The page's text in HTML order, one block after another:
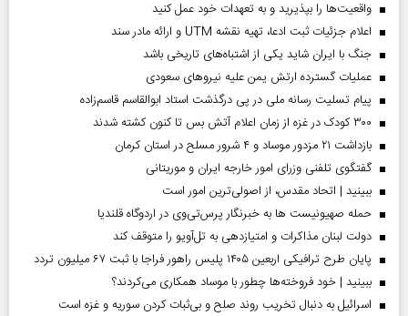
واقعیت‌ها را بپذیرید و به تعهدات خود عمل کنید
اعلام جزئیات ثبت ادعا، تهیه نقشه UTM و ارائه مادر سند
جنگ با ایران شاید یکی از اشتباه‌های تاریخی باشد
عملیات گسترده ارتش یمن علیه نیروهای سعودی
پیام تسلیت رسانه ملی در پی درگذشت استاد ابوالقاسم قاسم‌زاده
۳۰۰ کودک در غزه از زمان اعلام آتش بس تا کنون کشته شدند
بازداشت ۲۱ مزدور موساد و ۴ شرور مسلح در استان کرمان
گفتگوی تلفنی وزرای امور خارجه ایران و موریتانی
ببینید | اتحاد مقدس، از اصولی‌ترین امور است
حمله صهیونیست ها به خبرنگار پرس‌تی‌وی در اردوگاه قلندیا
دولت لبنان مذاکرات و امتیازدهی به تل‌آویو را متوقف کند
پایان طرح ترافیکی اربعین ۱۴۰۵ پلیس راهور فراجا با ثبت ۶۷ میلیون تردد
ببینید | خود فروخته‌ها چطور با موساد همکاری می‌کردند؟
اسرائیل به دنبال تخریب روند صلح و بی‌ثبات کردن سوریه و غزه است